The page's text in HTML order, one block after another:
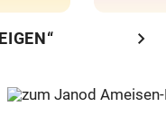
chevron_right